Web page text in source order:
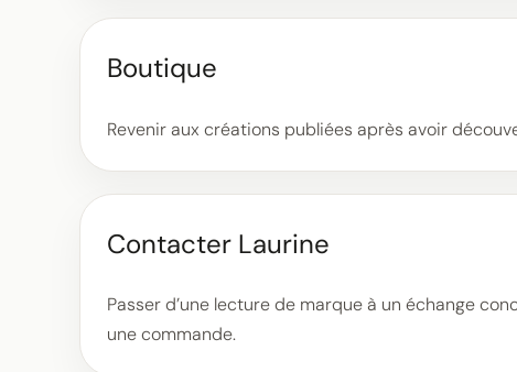
Boutique
Revenir aux créations publiées après avoir
Contacter Laurine
Passer d’une lecture de marque à un échange
une commande.